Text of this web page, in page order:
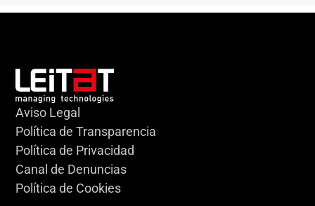
Aviso Legal
Política de Transparencia
Política de Privacidad
Canal de Denuncias
Política de Cookies